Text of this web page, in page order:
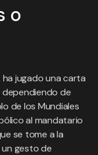
o
ha jugado una carta
dependiendo de
de los Mundiales
al mandatario
se tome a la
un gesto de